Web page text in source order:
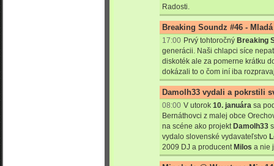
Radosti.
Breaking Soundz #46 -
17:00 Prvý tohtoročný Breaking
generácii. Naši chlapci síce
diskoték ale za pomerne krátku
dokázali to o čom iní iba
Damolh33 vydali a pokrstili
08:00 V utorok 10. januára sa
Bernáthovci z malej obce
na scéne ako projekt Damolh33
vydalo slovenské vydavateľstvo
2009 DJ a producent Milos a nie